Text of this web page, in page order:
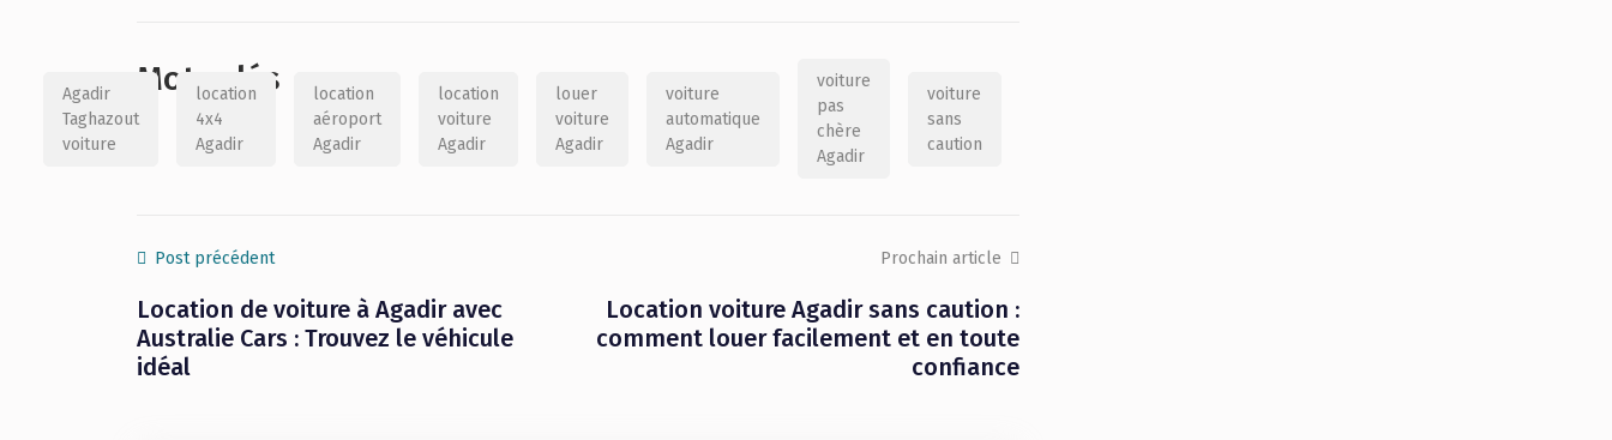
Mots clés
Agadir
Taghazout
voiture
location
4x4
Agadir
location
aéroport
Agadir
location
voiture
Agadir
louer
voiture
Agadir
voiture
automatique
Agadir
voiture
pas
chère
Agadir
voiture
sans
caution
Post précédent
Location de voiture à Agadir avec
Australie Cars : Trouvez le véhicule
idéal
Prochain article
Location voiture Agadir sans caution :
comment louer facilement et en toute
confiance